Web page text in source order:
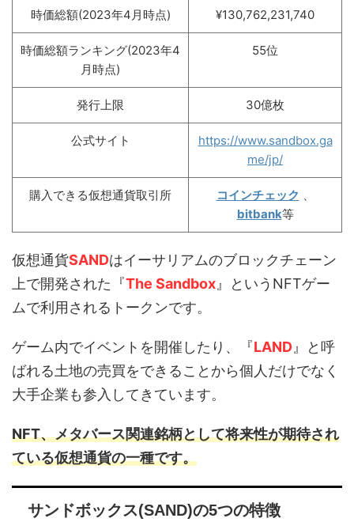
時価総額(2023年4月時点) ¥130,762,231,740
時価総額ランキング(2023年4
月時点)
55位
発行上限 30億枚
公式サイト
https://www.sandbox.ga
me/jp/
購入できる仮想通貨取引所 コインチェック
bitbank等
仮想通貨SANDはイーサリアムのブロックチェーン
上で開発された『The Sandbox 』というNFTゲー
ムで利用されるトークンです。
ゲーム内でイベントを開催したり、『LAND 』と呼
ばれる土地の売買をできることから個人だけでなく
大手企業も参入してきています。
NFT、メタバース関連銘柄として将来性が期待され
ている仮想通貨の一種です。
サンドボックス(SAND)の5つの特徴